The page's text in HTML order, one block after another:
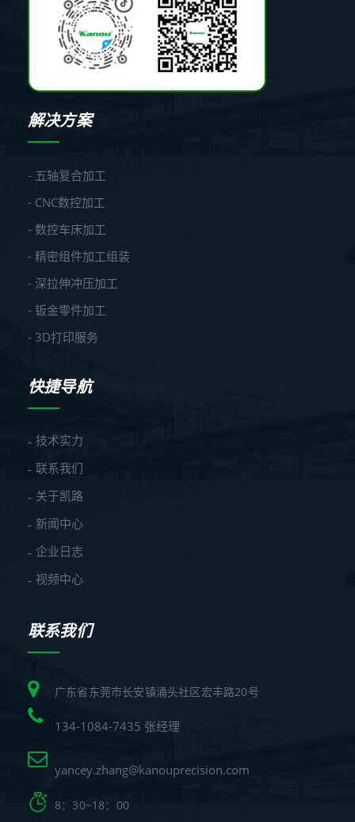
解决方案
- 五轴复合加工
- CNC数控加工
- 数控车床加工
- 精密组件加工组装
- 深拉伸冲压加工
- 钣金零件加工
- 3D打印服务
快捷导航
技术实力
联系我们
关于凯路
新闻中心
企业日志
视频中心
联系我们
广东省东莞市长安镇涌头社区宏丰路20号
134-1084-7435 张经理
yancey.zhang@kanouprecision.com
8：30~18：00